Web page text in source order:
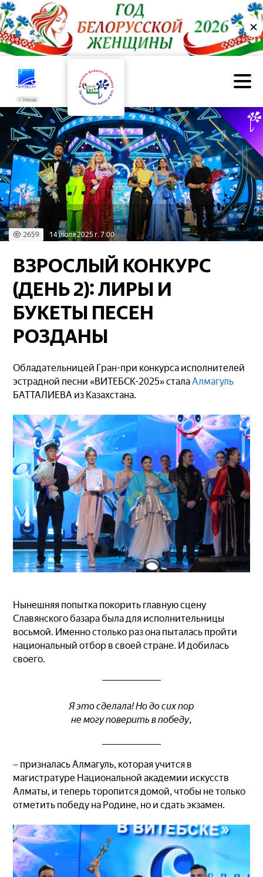
✕
Назад
2659 14 июля 2025 г. 7:00
ВЗРОСЛЫЙ КОНКУРС
(ДЕНЬ 2): ЛИРЫ И
БУКЕТЫ ПЕСЕН
РОЗДАНЫ
Обладательницей Гран-при конкурса исполнителей
эстрадной песни «ВИТЕБСК-2025» сталаАлмагуль
БАТТАЛИЕВА из Казахстана.
Нынешняя попытка покорить главную сцену
Славянского базара была для исполнительницы
восьмой. Именно столько раз она пыталась пройти
национальный отбор в своей стране. И добилась
своего.
Я это сделала! Но до сих пор
не могу поверить в победу,
– призналась Алмагуль, которая учится в
магистратуре Национальной академии искусств
Алматы, и теперь торопится домой, чтобы не только
отметить победу на Родине, но и сдать экзамен.